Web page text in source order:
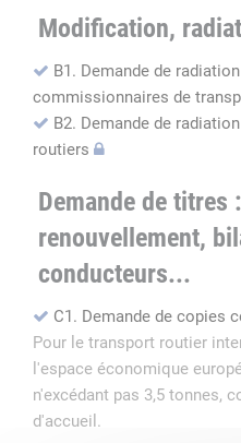
Modification,
B1. Demande de
commissionnaires de
B2. Demande de
routiers
Demande de titres
renouvellement,
conducteurs...
C1. Demande de copies
Pour le transport routier
l'espace économique
n'excédant pas 3,5 tonnes,
d'accueil.